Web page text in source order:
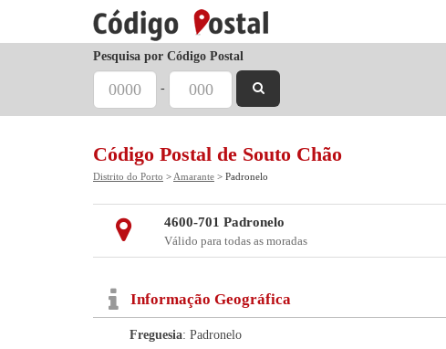
Pesquisa por Código Postal
-
Código Postal de Souto Chão
Distrito do Porto > Amarante > Padronelo
4600-701 Padronelo
Válido para todas as moradas
Informação Geográfica
Freguesia: Padronelo